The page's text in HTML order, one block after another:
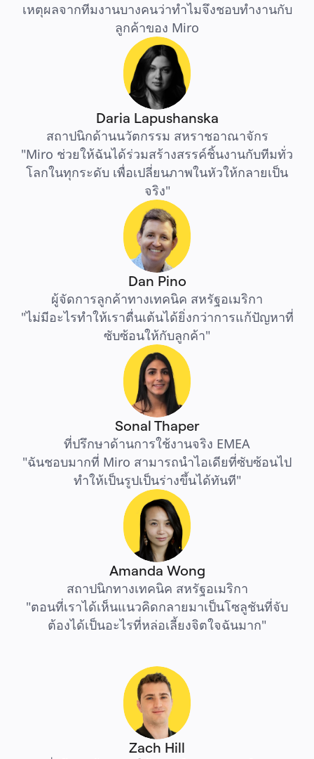
เหตุผลจากทีมงานบางคนว่าทำไมจึงชอบทำงานกับ
ลูกค้าของ Miro
Daria Lapushanska
สถาปนิกด้านนวัตกรรม สหราชอาณาจักร
"Miro ช่วยให้ฉันได้ร่วมสร้างสรรค์ชิ้นงานกับทีมทั่ว
โลกในทุกระดับ เพื่อเปลี่ยนภาพในหัวให้กลายเป็น
จริง"
Dan Pino
ผู้จัดการลูกค้าทางเทคนิค สหรัฐอเมริกา
"ไม่มีอะไรทำให้เราตื่นเต้นได้ยิ่งกว่าการแก้ปัญหาที่
ซับซ้อนให้กับลูกค้า"
Sonal Thaper
ที่ปรึกษาด้านการใช้งานจริง EMEA
"ฉันชอบมากที่ Miro สามารถนำไอเดียที่ซับซ้อนไป
ทำให้เป็นรูปเป็นร่างขึ้นได้ทันที"
Amanda Wong
สถาปนิกทางเทคนิค สหรัฐอเมริกา
"ตอนที่เราได้เห็นแนวคิดกลายมาเป็นโซลูชันที่จับ
ต้องได้เป็นอะไรที่หล่อเลี้ยงจิตใจฉันมาก"
Zach Hill